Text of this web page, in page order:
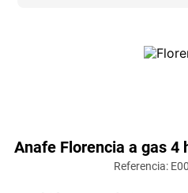
Anafe Florencia a gas 4
Referencia: